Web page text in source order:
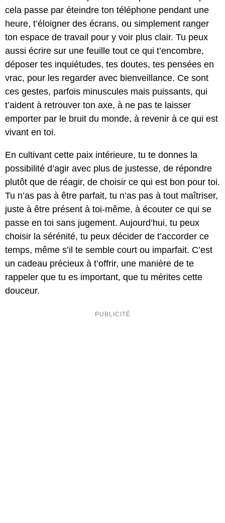
cela passe par éteindre ton téléphone pendant une
heure, t’éloigner des écrans, ou simplement ranger
ton espace de travail pour y voir plus clair. Tu peux
aussi écrire sur une feuille tout ce qui t’encombre,
déposer tes inquiétudes, tes doutes, tes pensées en
vrac, pour les regarder avec bienveillance. Ce sont
ces gestes, parfois minuscules mais puissants, qui
t’aident à retrouver ton axe, à ne pas te laisser
emporter par le bruit du monde, à revenir à ce qui est
vivant en toi.
En cultivant cette paix intérieure, tu te donnes la
possibilité d’agir avec plus de justesse, de répondre
plutôt que de réagir, de choisir ce qui est bon pour toi.
Tu n’as pas à être parfait, tu n’as pas à tout maîtriser,
juste à être présent à toi-même, à écouter ce qui se
passe en toi sans jugement. Aujourd’hui, tu peux
choisir la sérénité, tu peux décider de t’accorder ce
temps, même s’il te semble court ou imparfait. C’est
un cadeau précieux à t’offrir, une manière de te
rappeler que tu es important, que tu mérites cette
douceur.